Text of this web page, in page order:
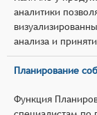
аналитики
анализа и
Планирование
Функция